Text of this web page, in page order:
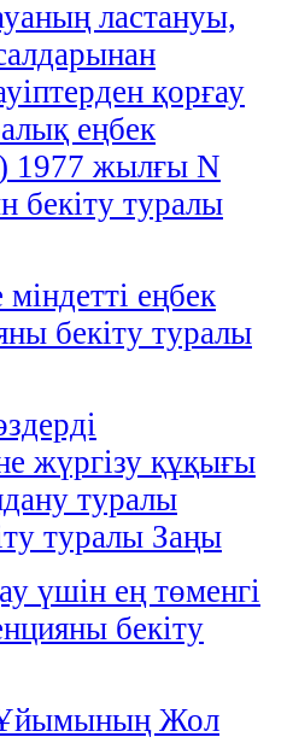
ластануы,
қорғау
еңбек
жылғы N
бекiту туралы
еңбек
бекіту туралы
жүргізу құқығы
туралы
туралы Заңы
үшін ең төменгі
бекіту
Ұйымының Жол